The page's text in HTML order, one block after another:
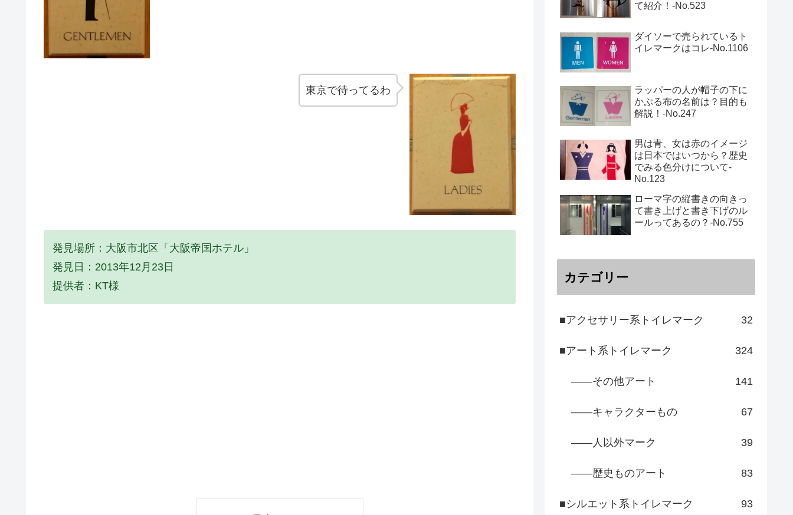
東京で待ってるわ
発見場所：大阪市北区「大阪帝国ホテル」
発見日：2013年12月23日
提供者：KT様
て紹介！‐No.523
ダイソーで売られているト
イレマークはコレ-No.1106
ラッパーの人が帽子の下に
かぶる布の名前は？目的も
解説！‐No.247
男は青、女は赤のイメージ
は日本ではいつから？歴史
でみる色分けについて-
No.123
ローマ字の縦書きの向きっ
て書き上げと書き下げのル
ールってあるの？‐No.755
カテゴリー
■アクセサリー系トイレマーク 32
■アート系トイレマーク 324
――その他アート 141
――キャラクターもの 67
――人以外マーク 39
――歴史ものアート 83
■シルエット系トイレマーク 93